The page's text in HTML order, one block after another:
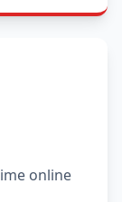
online